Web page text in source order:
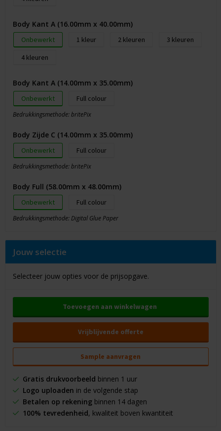
Body Kant A (16.00mm x 40.00mm)
Onbewerkt 1 2
3
4
Body Kant A (14.00mm x 35.00mm)
Onbewerkt Full colour
Bedrukkingsmethode: britePix
Body Zijde C (14.00mm x 35.00mm)
Onbewerkt Full colour
Bedrukkingsmethode: britePix
Body Full (58.00mm x 48.00mm)
Onbewerkt Full colour
Bedrukkingsmethode: Digital Glue Paper
Jouw selectie
Selecteer jouw opties voor de prijsopgave.
Toevoegen aan winkelwagen
Vrijblijvende offerte
Sample aanvragen
Gratis drukvoorbeeld binnen 1 uur
Logo uploaden in de volgende stap
Betalen op rekeningbinnen 14 dagen
100% tevredenheid, kwaliteit boven kwantiteit